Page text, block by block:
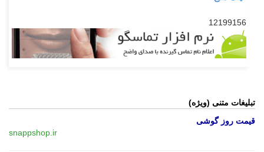
12199156
تبلیغات متنی (ویژه)
قیمت روز گوشی
snappshop.ir